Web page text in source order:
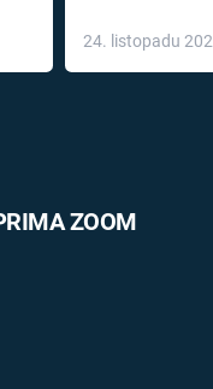
léky
24. listopadu
ZOOM